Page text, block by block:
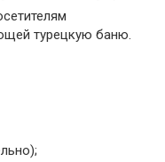
турецкую баню.